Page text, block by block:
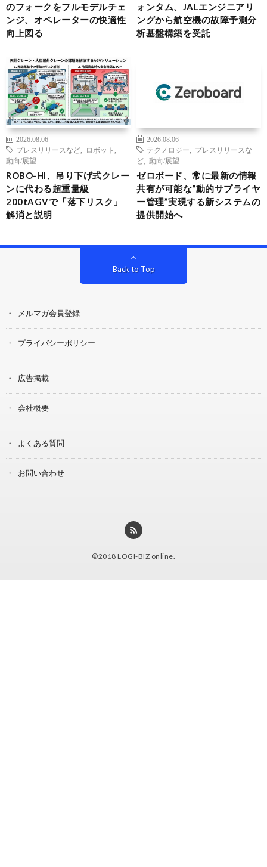
のフォークをフルモデルチェ
ンジ、オペレーターの快適性
向上図る
ォンタム、JALエンジニアリ
ングから航空機の故障予測分
析基盤構築を受託
2026.08.06
プレスリリースなど
ロボット
動向/展望
ROBO-HI、吊り下げ式クレー
ンに代わる超重量級
200tAGVで「落下リスク」
解消と説明
2026.08.06
テクノロジー
プレスリリースな
ど
動向/展望
ゼロボード、常に最新の情報
共有が可能な“動的サプライヤ
ー管理”実現する新システムの
提供開始へ
Back to Top
メルマガ会員登録
プライバシーポリシー
広告掲載
会社概要
よくある質問
お問い合わせ
©2018 LOGI-BIZ online